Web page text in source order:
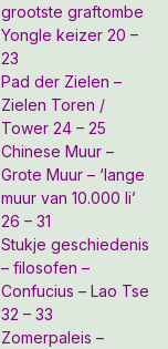
grootste graftombe
Yongle keizer 20 –
23
Pad der Zielen –
Zielen Toren /
Tower 24 – 25
Chinese Muur –
Grote Muur – ‘lange
muur van 10.000 li’
26 – 31
Stukje geschiedenis
– filosofen –
Confucius – Lao Tse
32 – 33
Zomerpaleis –